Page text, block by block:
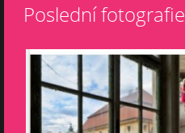
Poslední fotografie